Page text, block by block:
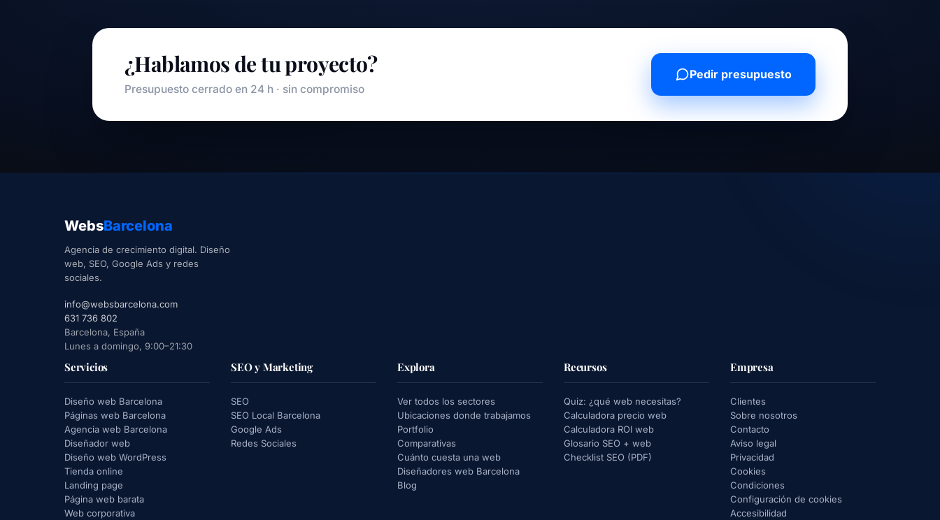
¿Hablamos de tu proyecto?
Presupuesto cerrado en 24 h · sin compromiso
Pedir presupuesto
WebsBarcelona
Agencia de crecimiento digital. Diseño
web, SEO, Google Ads y redes
sociales.
info@websbarcelona.com
631 736 802
Barcelona, España
Lunes a domingo, 9:00–21:30
Servicios
Diseño web Barcelona
Páginas web Barcelona
Agencia web Barcelona
Diseñador web
Diseño web WordPress
Tienda online
Landing page
Página web barata
Web corporativa
SEO y Marketing
SEO
SEO Local Barcelona
Google Ads
Redes Sociales
Explora
Ver todos los sectores
Ubicaciones donde trabajamos
Portfolio
Comparativas
Cuánto cuesta una web
Diseñadores web Barcelona
Blog
Recursos
Quiz: ¿qué web necesitas?
Calculadora precio web
Calculadora ROI web
Glosario SEO + web
Checklist SEO (PDF)
Empresa
Clientes
Sobre nosotros
Contacto
Aviso legal
Privacidad
Cookies
Condiciones
Configuración de cookies
Accesibilidad